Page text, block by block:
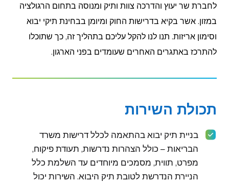
לחברת שר יעוץ והדרכה צוות ותיק ומנוסה בתחום הרגולציה
במזון. אשר בקיא בדרישות החוק ומיומן בבחינת תיקי יבוא
וסימון אריזות. תנו לנו להקל עליכם בתהליך זה, כך שתוכלו
להתרכז באתגרים האחרים שעומדים בפני הארגון.
תכולת השירות
בניית תיק יבוא בהתאמה לכלל דרישות משרד
הבריאות – כולל הצהרות נדרשות, תעודת פיקוח,
מפרט, תווית, מסמכים מיוחדים עד השלמת כלל
הניירת הנדרשת לטובת תיק היבוא. השירות יכול